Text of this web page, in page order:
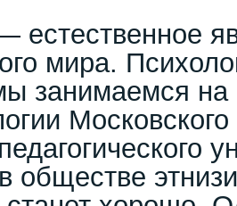
естественное
мира.
занимаемся
Московского
обществе